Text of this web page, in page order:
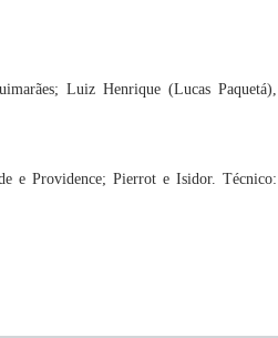
Luiz Henrique (Lucas Paquetá),
e Providence; Pierrot e Isidor. Técnico: